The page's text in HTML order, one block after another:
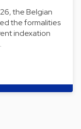
the Belgian
the formalities
indexation